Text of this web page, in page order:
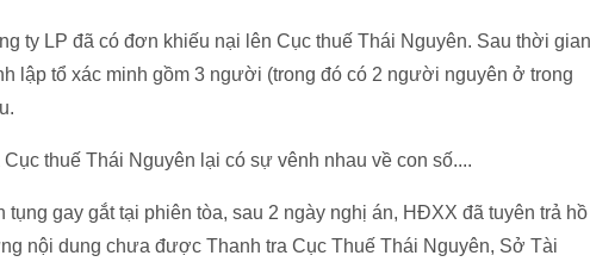
ty LP đã có đơn khiếu nại lên Cục thuế Thái Nguyên. Sau thời gian
lập tổ xác minh gồm 3 người (trong đó có 2 người nguyên ở trong
thuế Thái Nguyên lại có sự vênh nhau về con số....
gay gắt tại phiên tòa, sau 2 ngày nghị án, HĐXX đã tuyên trả hồ
nội dung chưa được Thanh tra Cục Thuế Thái Nguyên, Sở Tài